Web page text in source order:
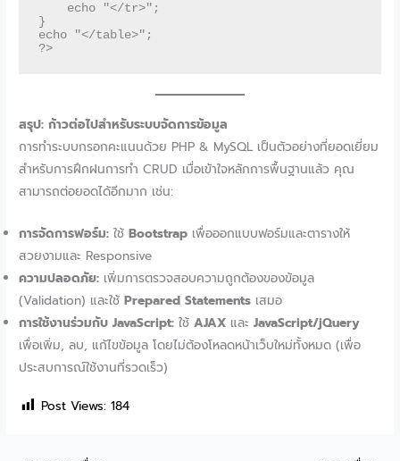
}
echo "</table>";
?>
สรุป: ก้าวต่อไปสำหรับระบบจัดการข้อมูล
การทำระบบกรอกคะแนนด้วย PHP & MySQL เป็นตัวอย่างที่ยอดเยี่ยม
สำหรับการฝึกฝนการทำ CRUD เมื่อเข้าใจหลักการพื้นฐานแล้ว คุณ
สามารถต่อยอดได้อีกมาก เช่น:
การจัดการฟอร์ม: ใช้Bootstrap เพื่อออกแบบฟอร์มและตารางให้
สวยงามและ Responsive
ความปลอดภัย: เพิ่มการตรวจสอบความถูกต้องของข้อมูล
(Validation) และใช้Prepared Statements เสมอ
การใช้งานร่วมกับ JavaScript: ใช้AJAX และJavaScript/jQuery
เพื่อเพิ่ม, ลบ, แก้ไขข้อมูล โดยไม่ต้องโหลดหน้าเว็บใหม่ทั้งหมด (เพื่อ
ประสบการณ์ใช้งานที่รวดเร็ว)
Post Views: 184